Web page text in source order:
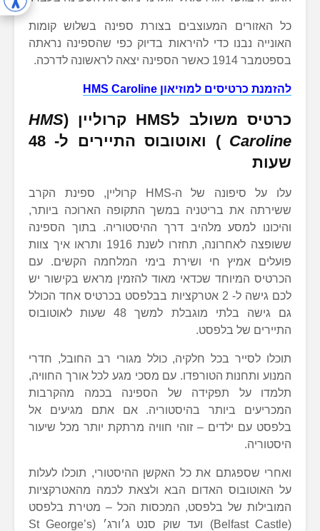
כל האזורים המעוצבים בצורת ספינה בשלוש קומות
האונייה נבנו כדי להיראות בדיוק כפי שהספינה נראתה
בספטמבר 1914 כאשר הספינה יצאה לראשונה לדרכה.
להזמנת כרטיסים למוזיאון HMS Caroline
כרטיס משולב לHMS קרוליין (
HMS
Caroline
) ואוטובוס התיירים ל- 48
שעות
עלו על סיפונה של ה-HMS קרוליין, ספינת הקרב
ששירתה את בריטניה במשך התקופה הארוכה ביותר,
והיכונו למסע מלהיב דרך ההיסטוריה. בתוך הספינה
ששופצה לאחרונה, תחזרו לשנת 1916 ותראו איך צוות
פועלים אמיץ חי ושירת בימי המלחמה הקשים. עם
הכרטיס המיוחד שכדאי מאוד להזמין מראש בקישור יש
לכם גישה ל- 2 אטרקציות בבלפסט בכרטיס אחד הכולל
גם גישה בלתי מוגבלת למשך 48 שעות לאוטובוס
התיירים של בלפסט.
תוכלו לסייר בכל חלקיה, כולל מגורי רב החובל, חדרי
המנוע ותחנות הטורפדו. עם מסכי מגע לכל אורך החוויה,
תלמדו על תפקידה של הספינה בכמה מהקרבות
המכריעים ביותר בהיסטוריה. אם אתם מגיעים אל
בלפסט עם ילדים – זוהי חוויה מרתקת יותר מכל שיעור
היסטוריה.
ואחרי שספגתם את כל האקשן ההיסטורי, תוכלו לעלות
על האוטובוס האדום הבא ולצאת לכמה מהאטרקציות
המובילות של בלפסט, המכסות הכל – מטירת בלפסט
(Belfast Castle) ועד שוק סנט ג׳ורג׳ (St George’s